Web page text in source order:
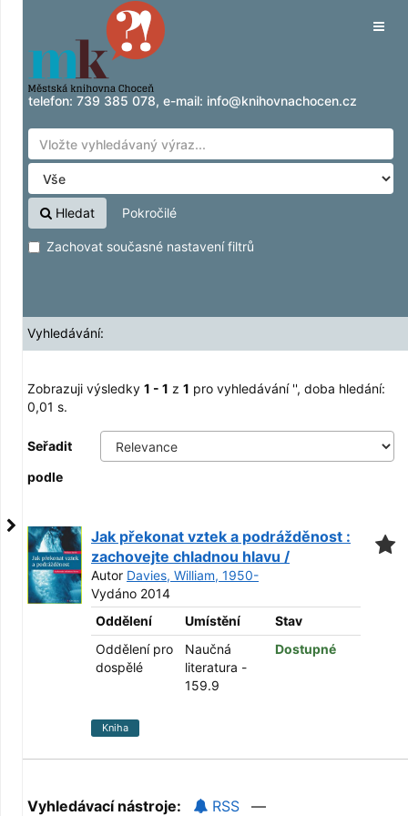
Zobrazuji výsledky1 - 1z
Přeskočit na obsah
telefon: 739 385 078, e-mail: info@knihovnachocen.cz
Hledat Pokročilé
Zachovat současné nastavení filtrů
Vyhledávání:
Zobrazuji výsledky 1 - 1 z 1 pro vyhledávání '', doba hledání:
0,01 s.
Seřadit
podle
Jak překonat vztek a podrážděnost :
zachovejte chladnou hlavu /
Autor Davies, William, 1950-
Vydáno 2014
Oddělení
Umístění
Stav
Oddělení pro
dospělé
Naučná
literatura -
159.9
Dostupné
Kniha
Vyhledávací nástroje: RSS —